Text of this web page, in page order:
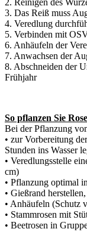
2. Reinigen des
3. Das Reiß muss
4. Veredlung
5. Verbinden mit
6. Anhäufeln der
7. Anwachsen der
8. Abschneiden der
Frühjahr
So pflanzen Sie
Bei der Pflanzung
• zur Vorbereitung
Stunden ins Wasser
• Veredlungsstelle
cm)
• Pflanzung optimal
• Gießrand
• Anhäufeln (Schutz
• Stammrosen mit
• Beetrosen in